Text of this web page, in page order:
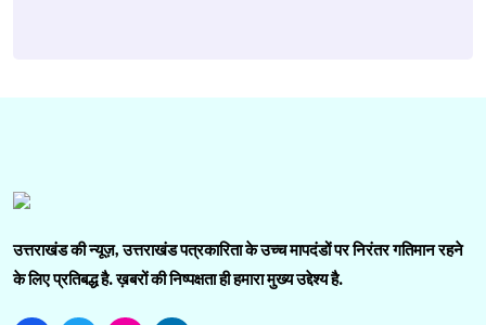
उत्तराखंड की न्यूज़, उत्तराखंड पत्रकारिता के उच्च मापदंडों पर निरंतर गतिमान रहने
के लिए प्रतिबद्ध है. ख़बरों की निष्पक्षता ही हमारा मुख्य उद्देश्य है.